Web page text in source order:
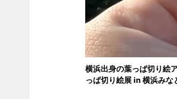
横浜出身の葉っぱ切り
っぱ切り絵展 in 横浜みな